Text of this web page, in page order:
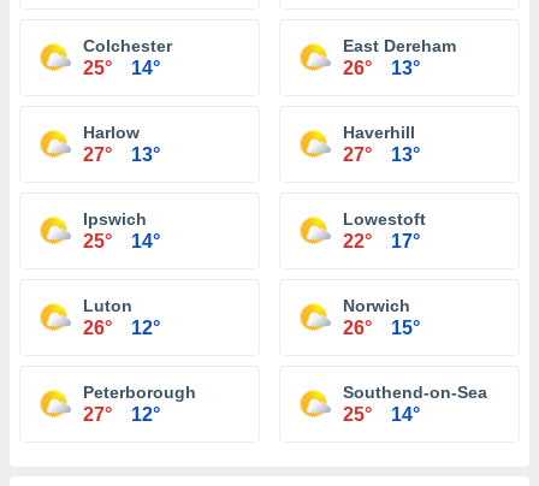
Colchester
25° 14°
East Dereham
26° 13°
Harlow
27° 13°
Haverhill
27° 13°
Ipswich
25° 14°
Lowestoft
22° 17°
Luton
26° 12°
Norwich
26° 15°
Peterborough
27° 12°
Southend-on-Sea
25° 14°